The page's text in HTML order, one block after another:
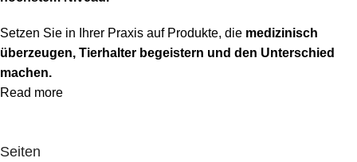
Setzen Sie in Ihrer Praxis auf Produkte, die medizinisch
überzeugen, Tierhalter begeistern und den Unterschied
machen.
Read more
Seiten